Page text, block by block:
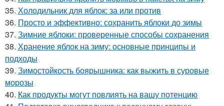
35. Холодильник для яблок: за или против
36. Просто и эффективно: сохранить яблоки до зимы
37. Зимние яблоки: проверенные способы сохранения
38. Хранение яблок на зиму: основные принципы и
подходы
39. Зимостойкость боярышника: как выжить в суровые
морозы
40. Как продукты могут повлиять на вашу потенцию